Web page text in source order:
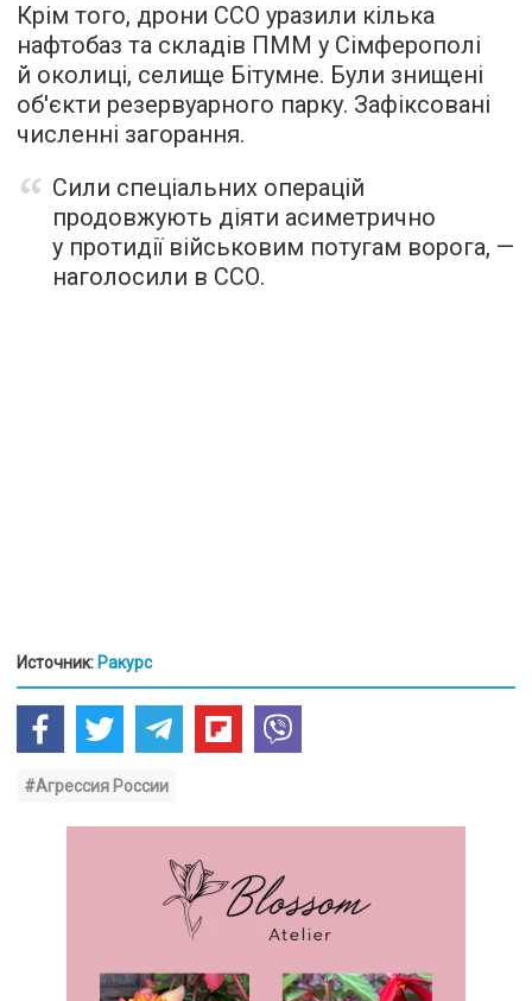
Крім того, дрони ССО уразили кілька
нафтобаз та складів ПММ у Сімферополі
й околиці, селище Бітумне. Були знищені
об'єкти резервуарного парку. Зафіксовані
численні загорання.
Сили спеціальних операцій
продовжують діяти асиметрично
у протидії військовим потугам ворога, —
наголосили в ССО.
Источник: Ракурс
#Агрессия России